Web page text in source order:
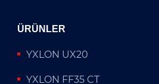
ÜRÜNLER
YXLON UX20
YXLON FF35 CT